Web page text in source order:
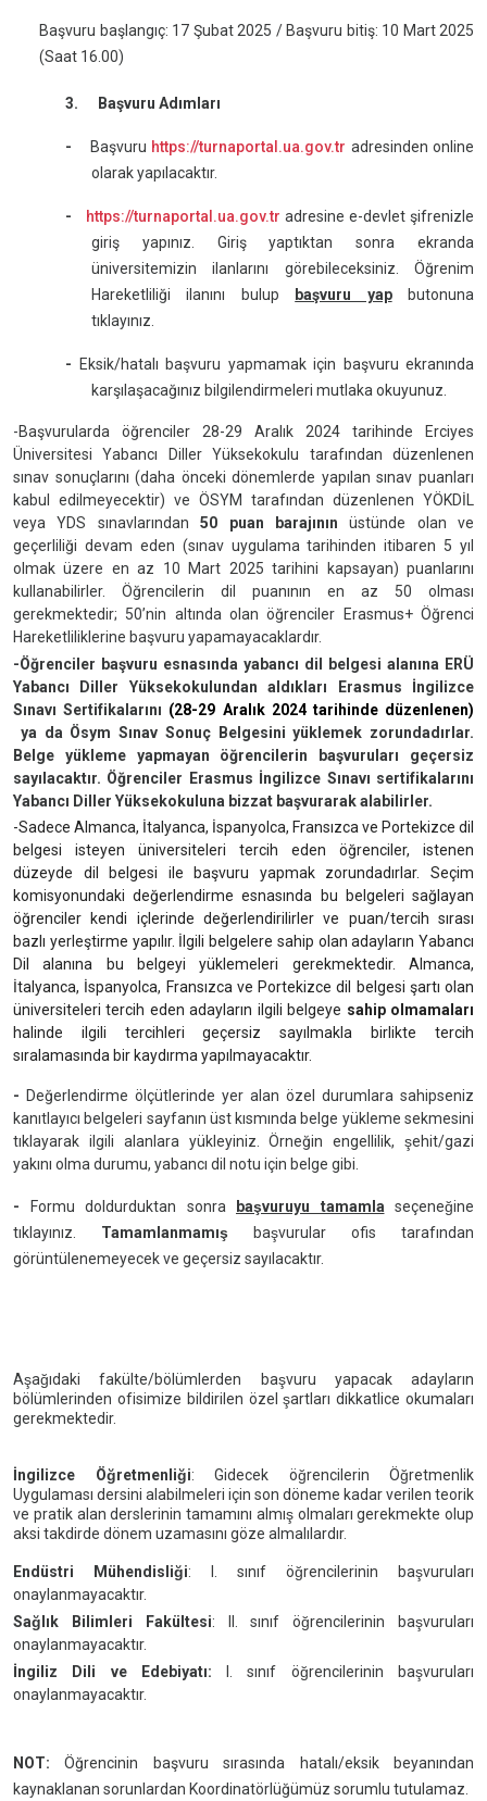
Başvuru başlangıç: 17 Şubat 2025 / Başvuru bitiş: 10 Mart 2025
(Saat 16.00)
3. Başvuru Adımları
- Başvuru https://turnaportal.ua.gov.tr adresinden online
olarak yapılacaktır.
- https://turnaportal.ua.gov.tr adresine e-devlet şifrenizle
giriş yapınız. Giriş yaptıktan sonra ekranda
üniversitemizin ilanlarını görebileceksiniz. Öğrenim
Hareketliliği ilanını bulup
başvuru yapbutonuna
tıklayınız.
-
Eksik/hatalı başvuru yapmamak için başvuru ekranında
karşılaşacağınız bilgilendirmeleri mutlaka okuyunuz.
-Başvurularda öğrenciler 28-29 Aralık 2024 tarihinde Erciyes
Üniversitesi Yabancı Diller Yüksekokulu tarafından düzenlenen
sınav sonuçlarını (daha önceki dönemlerde yapılan sınav puanları
kabul edilmeyecektir) ve ÖSYM tarafından düzenlenen YÖKDİL
veya YDS sınavlarından50 puan barajının üstünde olan ve
geçerliliği devam eden (sınav uygulama tarihinden itibaren 5 yıl
olmak üzere en az 10 Mart 2025 tarihini kapsayan) puanlarını
kullanabilirler. Öğrencilerin dil puanının en az 50 olması
gerekmektedir; 50’nin altında olan öğrenciler Erasmus+ Öğrenci
Hareketliliklerine başvuru yapamayacaklardır.
-Öğrenciler başvuru esnasında yabancı dil belgesi alanına ERÜ
Yabancı Diller Yüksekokulundan aldıkları Erasmus İngilizce
Sınavı Sertifikalarını (28-29 Aralık 2024 tarihinde düzenlenen)
ya da Ösym Sınav Sonuç Belgesini yüklemek zorundadırlar.
Belge yükleme yapmayan öğrencilerin başvuruları geçersiz
sayılacaktır. Öğrenciler Erasmus İngilizce Sınavı sertifikalarını
Yabancı Diller Yüksekokuluna bizzat başvurarak alabilirler.
-Sadece Almanca, İtalyanca, İspanyolca, Fransızca ve Portekizce dil
belgesi isteyen üniversiteleri tercih eden öğrenciler, istenen
düzeyde dil belgesi ile başvuru yapmak zorundadırlar. Seçim
komisyonundaki değerlendirme esnasında bu belgeleri sağlayan
öğrenciler kendi içlerinde değerlendirilirler ve puan/tercih sırası
bazlı yerleştirme yapılır. İlgili belgelere sahip olan adayların Yabancı
Dil alanına bu belgeyi yüklemeleri gerekmektedir. Almanca,
İtalyanca, İspanyolca, Fransızca ve Portekizce dil belgesi şartı olan
üniversiteleri tercih eden adayların ilgili belgeye sahip olmamaları
halinde ilgili tercihleri geçersiz sayılmakla birlikte tercih
sıralamasında bir kaydırma yapılmayacaktır.
- Değerlendirme ölçütlerinde yer alan özel durumlara sahipseniz
kanıtlayıcı belgeleri sayfanın üst kısmında belge yükleme sekmesini
tıklayarak ilgili alanlara yükleyiniz. Örneğinengellilik, şehit/gazi
yakını olma durumu, yabancı dil notu için belge gibi.
- Formu doldurduktan sonra başvuruyu tamamla seçeneğine
tıklayınız. Tamamlanmamış başvurular ofis tarafından
görüntülenemeyecek ve geçersiz sayılacaktır.
Aşağıdaki fakülte/bölümlerden başvuru yapacak adayların
bölümlerinden ofisimize bildirilen özel şartları dikkatlice okumaları
gerekmektedir.
İngilizce Öğretmenliği: Gidecek öğrencilerin Öğretmenlik
Uygulaması dersini alabilmeleri için son döneme kadar verilen teorik
ve pratik alan derslerinin tamamını almış olmaları gerekmekte olup
aksi takdirde dönem uzamasını göze almalılardır.
Endüstri Mühendisliği: I. sınıf öğrencilerinin başvuruları
onaylanmayacaktır.
Sağlık Bilimleri Fakültesi: II. sınıf öğrencilerinin başvuruları
onaylanmayacaktır.
İngiliz Dili ve Edebiyatı: I. sınıf öğrencilerinin başvuruları
onaylanmayacaktır.
NOT: Öğrencinin başvuru sırasında hatalı/eksik beyanından
kaynaklanan sorunlardan Koordinatörlüğümüz sorumlu tutulamaz.